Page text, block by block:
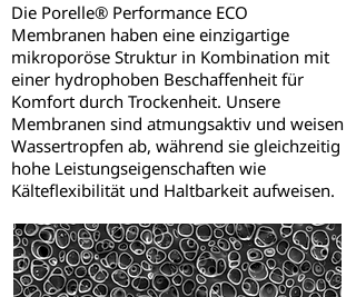
Die Porelle® Performance ECO
Membranen haben eine einzigartige
mikroporöse Struktur in Kombination mit
einer hydrophoben Beschaffenheit für
Komfort durch Trockenheit. Unsere
Membranen sind atmungsaktiv und weisen
Wassertropfen ab, während sie gleichzeitig
hohe Leistungseigenschaften wie
Kälteflexibilität und Haltbarkeit aufweisen.